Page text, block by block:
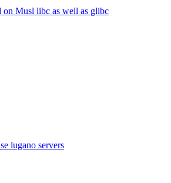
Musl libc as well as glibc
lugano servers